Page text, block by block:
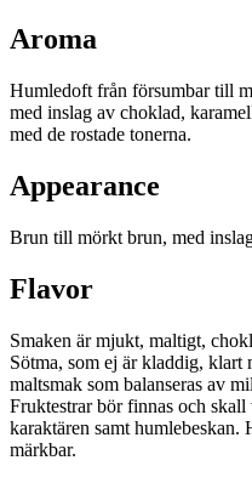
Aroma
Humledoft från försumbar till
med inslag av choklad,
med de rostade tonerna.
Appearance
Brun till mörkt brun, med
Flavor
Smaken är mjukt, maltigt,
Sötma, som ej är kladdig,
maltsmak som balanseras av
Fruktestrar bör finnas och skall
karaktären samt
märkbar.